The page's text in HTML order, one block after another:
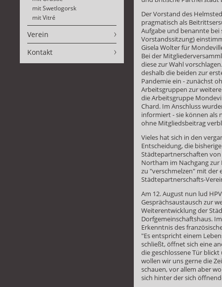
mit Swetlogorsk
mit Vitré
Verein
Kontakt
Der Vorstand des
pragmatisch als
Aufgabe und benannte
Vorstandssitzung)
Gisela Wolter für
Bei der
diese zur Wahl
deshalb die beiden zur
Pandemie ein - zunächst
Arbeitsgruppen zur
die Arbeitsgruppe
Chard. Im Anschluss
informiert - sie können als
ohne Mitgliedsbeitrag
Vieles hat sich in den
Entscheidung, die
Städtepartnerschaften
Northam im Nachgang
zu "verschmelzen" mit der
Städtepartnerschafts-
Am 12. August nun lud
Gesprächsaustausch zur
Weiterentwicklung der
Dorfgemeinschaftshaus.
Erkenntnis des
"Es entspricht einem
schließt, öffnet sich eine
die geschlossene Tür
wollen wir uns gerne die
schauen, vor allem aber
sich hinter der sich